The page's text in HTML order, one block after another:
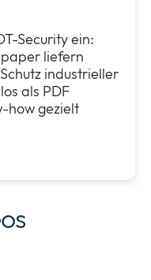
Security ein:
liefern
industrieller
als PDF
how gezielt